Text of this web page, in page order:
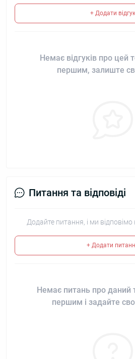
+ Додати відгук
Немає відгуків про цей
першим, залиште
Питання та відповіді
Додайте питання, і ми
+ Додати
Немає питань про даний
першим і задайте